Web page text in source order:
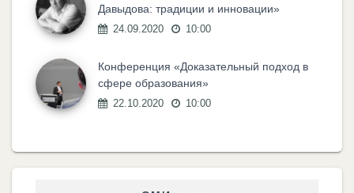
Давыдова: традиции и инновации»
24.09.2020 10:00
Конференция «Доказательный подход в
сфере образования»
22.10.2020 10:00